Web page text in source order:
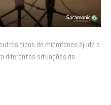
tipos de microfones ajuda a
diferentes situações de